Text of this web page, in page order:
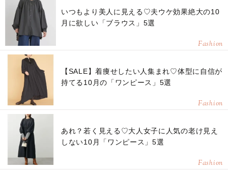
いつもより美人に見える♡夫ウケ効果絶大の10
月に欲しい「ブラウス」5選
Fashion
【SALE】着痩せしたい人集まれ♡体型に自信が
持てる10月の「ワンピース」5選
Fashion
あれ？若く見える♡大人女子に人気の老け見え
しない10月「ワンピース」5選
Fashion